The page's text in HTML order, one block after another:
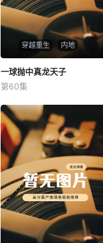
穿越重生 内地
一球抛中真龙天子
未知
一球抛中真龙天子
第60集